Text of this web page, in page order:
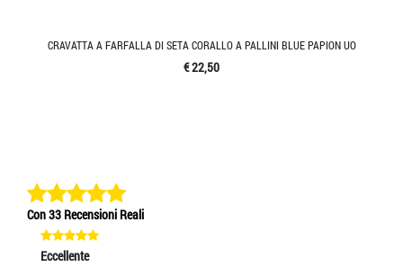
CRAVATTA A FARFALLA DI SETA CORALLO A PALLINI BLUE PAPION UO
€ 22,50
Con 33 Recensioni Reali
Eccellente
Eccellente